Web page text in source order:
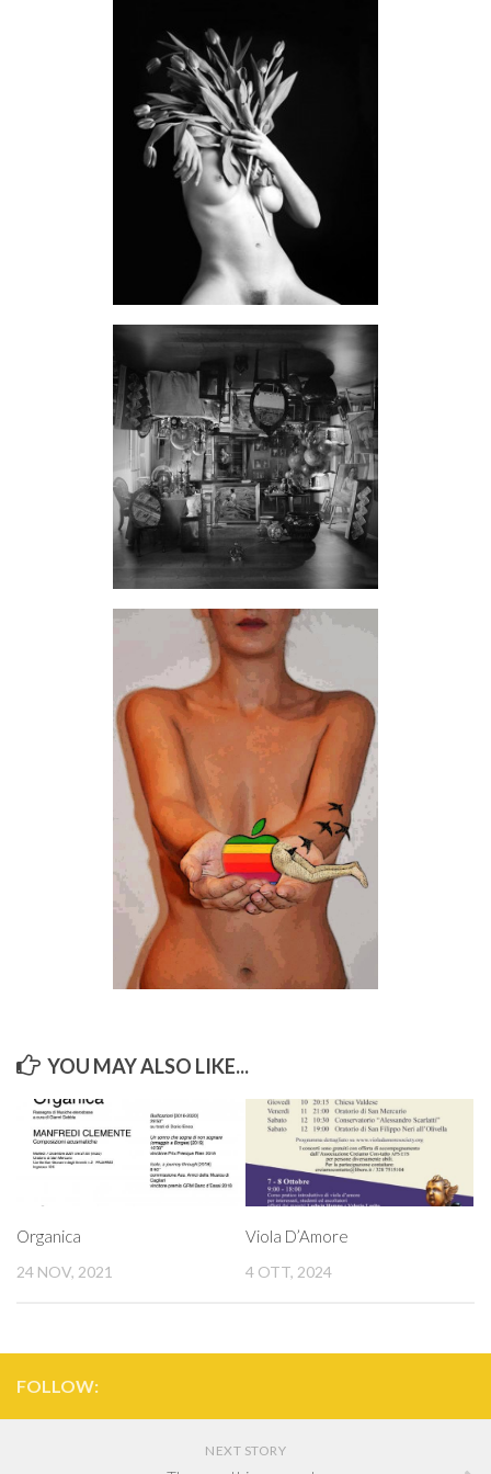
ART STUDIO VISIT
Le nostre guide autorizzate
YOU MAY ALSO LIKE...
Organica
24 NOV, 2021
Viola D’Amore
4 OTT, 2024
FOLLOW:
NEXT STORY